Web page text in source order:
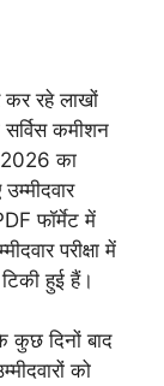
रहे लाखों
सर्विस कमीशन
2026 का
फॉर्मेट में
परीक्षा में
हुई हैं।
कुछ दिनों बाद
को